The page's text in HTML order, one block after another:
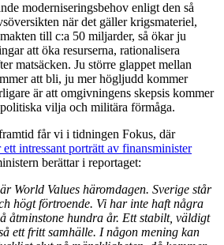
moderniseringsbehov enligt den så
när det gäller krigsmateriel,
till c:a 50 miljarder, så ökar ju
att öka resurserna, rationalisera
matsäcken. Ju större glappet mellan
att bli, ju mer högljudd kommer
är att omgivningens skepsis kommer
vilja och militära förmåga.
får vi i tidningen Fokus, där
intressant porträtt av finansminister
berättar i reportaget:
World Values häromdagen. Sverige står
högt förtroende. Vi har inte haft några
åtminstone hundra år. Ett stabilt, väldigt
ett fritt samhälle. I någon mening kan